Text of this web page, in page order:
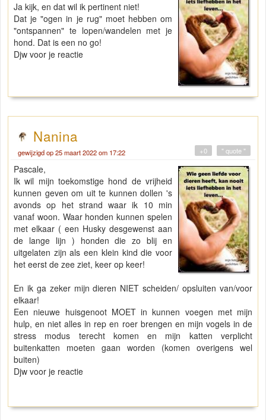
Ja kijk, en dat wil ik pertinent niet!
Dat je "ogen in je rug" moet hebben om
"ontspannen" te lopen/wandelen met je
hond. Dat is een no go!
Djw voor je reactie
Nanina
gewijzigd op 25 maart 2022 om 17:22 " quote "
+0
Pascale,
Ik wil mijn toekomstige hond de vrijheid
kunnen geven om uit te kunnen dollen 's
avonds op het strand waar ik 10 min
vanaf woon. Waar honden kunnen spelen
met elkaar ( een Husky desgewenst aan
de lange lijn ) honden die zo blij en
uitgelaten zijn als een klein kind die voor
het eerst de zee ziet, keer op keer!
En ik ga zeker mijn dieren NIET scheiden/ opsluiten van/voor
elkaar!
Een nieuwe huisgenoot MOET in kunnen voegen met mijn
hulp, en niet alles in rep en roer brengen en mijn vogels in de
stress modus terecht komen en mijn katten verplicht
buitenkatten moeten gaan worden (komen overigens wel
buiten)
Djw voor je reactie